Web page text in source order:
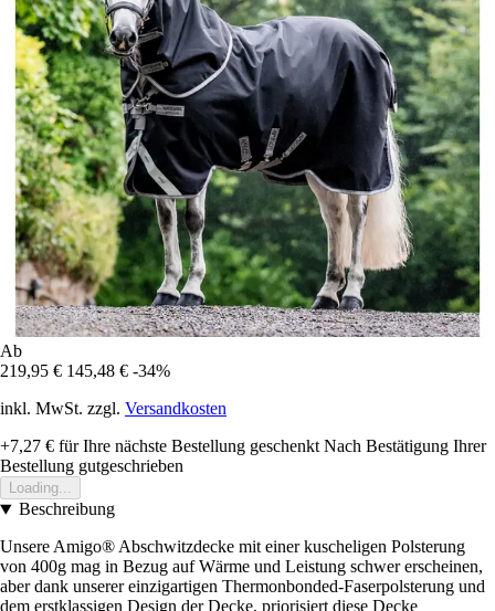
Ab
219,95 € 145,48 € -34%
inkl. MwSt. zzgl. Versandkosten
+7,27 € für Ihre nächste Bestellung geschenkt Nach Bestätigung Ihrer
Bestellung gutgeschrieben
Loading...
Beschreibung
Unsere Amigo® Abschwitzdecke mit einer kuscheligen Polsterung
von 400g mag in Bezug auf Wärme und Leistung schwer erscheinen,
aber dank unserer einzigartigen Thermonbonded-Faserpolsterung und
dem erstklassigen Design der Decke, priorisiert diese Decke